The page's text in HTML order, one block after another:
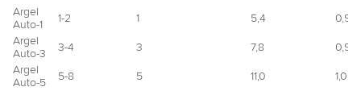
Argel
Auto-1
1-2 1 5,4
0,9
Argel
Auto-3
3-4 3 7,8
0,9
Argel
Auto-5
5-8 5 11,0
1,05